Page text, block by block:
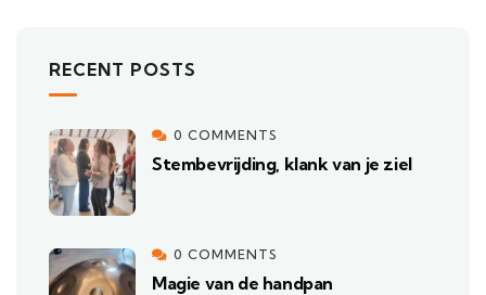
RECENT POSTS
0 COMMENTS
Stembevrijding, klank van je ziel
0 COMMENTS
Magie van de handpan